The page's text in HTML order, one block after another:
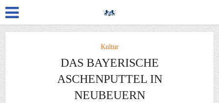
Kultur
DAS BAYERISCHE
ASCHENPUTTEL IN
NEUBEUERN